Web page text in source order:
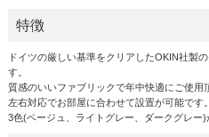
特徴
ドイツの厳しい基準をクリアしたOKIN社製
す。
質感のいいファブリックで年中快適にご使用
左右対応でお部屋に合わせて設置が可能です。
3色(ベージュ、ライトグレー、ダークグレー